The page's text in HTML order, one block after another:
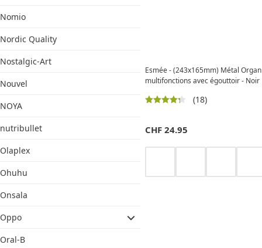
Nomio
Nordic Quality
Nostalgic-Art
Nouvel
NOYA
nutribullet
Olaplex
Ohuhu
Onsala
Oppo
Oral-B
Esmée - (243x165mm) Métal
multifonctions avec égouttoir - Noir
(18)
CHF 24.95